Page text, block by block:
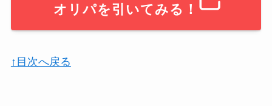
オリパを引いてみる！
↑目次へ戻る